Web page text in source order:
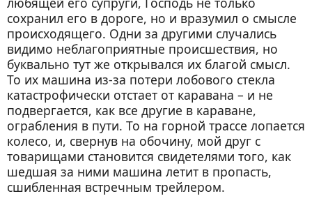
сохранил его в дороге, но и вразумил о смысле
происходящего. Одни за другими случались
видимо неблагоприятные происшествия, но
буквально тут же открывался их благой смысл.
То их машина из-за потери лобового стекла
катастрофически отстает от каравана – и не
подвергается, как все другие в караване,
ограбления в пути. То на горной трассе лопается
колесо, и, свернув на обочину, мой друг с
товарищами становится свидетелями того, как
шедшая за ними машина летит в пропасть,
сшибленная встречным трейлером.